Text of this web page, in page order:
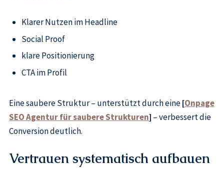
Klarer Nutzen im Headline
Social Proof
klare Positionierung
CTA im Profil
Eine saubere Struktur – unterstützt durch eine[Onpage
SEO Agentur für saubere Strukturen] – verbessert die
Conversion deutlich.
Vertrauen systematisch aufbauen